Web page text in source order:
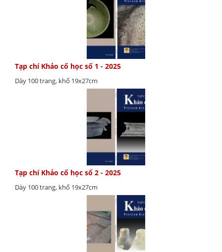
Tạp chí Khảo cổ học số 1 - 2025
Dày 100 trang, khổ 19x27cm
Tạp chí Khảo cổ học số 2 - 2025
Dày 100 trang, khổ 19x27cm